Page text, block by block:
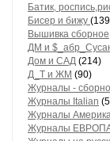
Батик,
Бисер и бижу
Вышивка сборное
ДМ и
Дом и САД (214)
Д_Т и ЖМ (90)
Журналы -
Журналы Italian
Журналы
Журналы